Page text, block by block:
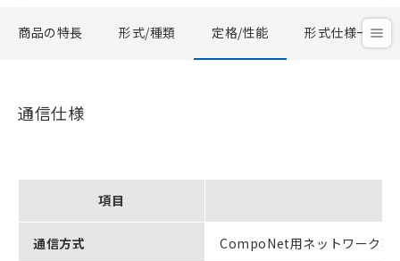
商品の特長 形式/種類 定格/性能 形式仕様一覧
通信仕様
項目
通信方式 CompoNet用ネットワーク専